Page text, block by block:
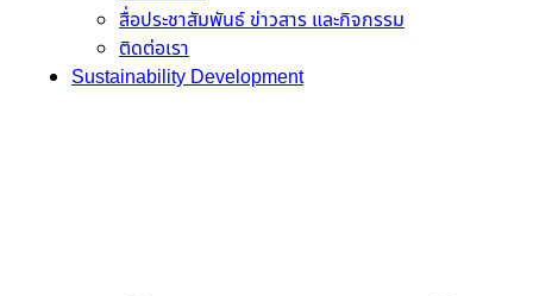
สื่อประชาสัมพันธ์ ข่าวสาร และกิจกรรม
ติดต่อเรา
Sustainability Development